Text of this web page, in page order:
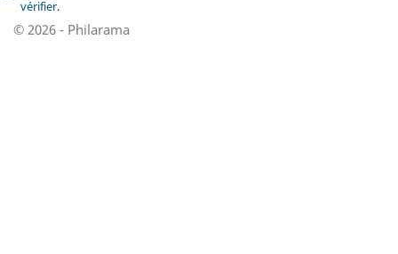
vérifier.
© 2026 - Philarama